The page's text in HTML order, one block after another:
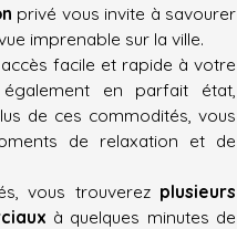
privé vous invite à savourer
imprenable sur la ville.
facile et rapide à votre
en parfait état,
de ces commodités, vous
de relaxation et de
vous trouverez plusieurs
à quelques minutes de